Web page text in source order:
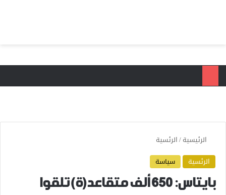
الرئيسية/الرئسية
الرئسية
سياسة
بايتاس: 650 ألف متقاعد(ة) تلقوا